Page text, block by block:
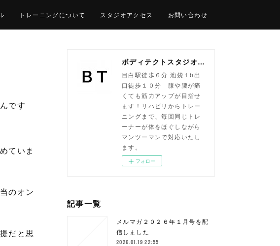
トレーニングについて スタジオアクセス お問い合わせ
です
ていま
のオン
だと思
ボディテクトスタジオ目白｜パーソナルトレーニング専門
目白駅徒歩６分 池袋１b出
口徒歩１０分 膝や腰が痛
くても筋力アップが目指せ
ます！リハビリからトレー
ニングまで、毎回同じトレ
ーナーが体をほぐしながら
マンツーマンで対応いたし
ます。
フォロー
記事一覧
メルマガ２０２６年１月号を配
信しました
2026.01.19 22:55